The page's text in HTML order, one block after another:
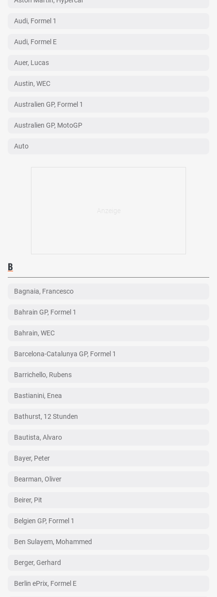
Audi, Formel 1
Audi, Formel E
Auer, Lucas
Austin, WEC
Australien GP, Formel 1
Australien GP, MotoGP
Auto
B
Bagnaia, Francesco
Bahrain GP, Formel 1
Bahrain, WEC
Barcelona-Catalunya GP, Formel 1
Barrichello, Rubens
Bastianini, Enea
Bathurst, 12 Stunden
Bautista, Alvaro
Bayer, Peter
Bearman, Oliver
Beirer, Pit
Belgien GP, Formel 1
Ben Sulayem, Mohammed
Berger, Gerhard
Berlin ePrix, Formel E